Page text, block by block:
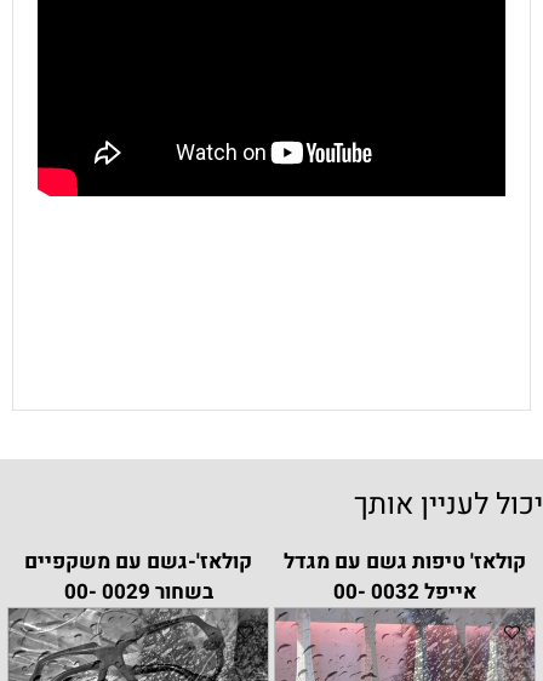
יכול לעניין אותך
קולאז' טיפות גשם עם מגדל
אייפל 0032 -00
קולאז'-גשם עם משקפיים
בשחור 0029 -00